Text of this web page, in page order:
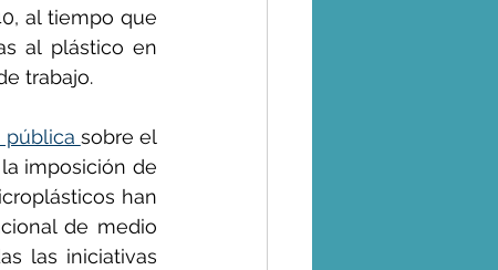
al tiempo que
al plástico en
trabajo.
pública sobre el
imposición de
han
de medio
las iniciativas